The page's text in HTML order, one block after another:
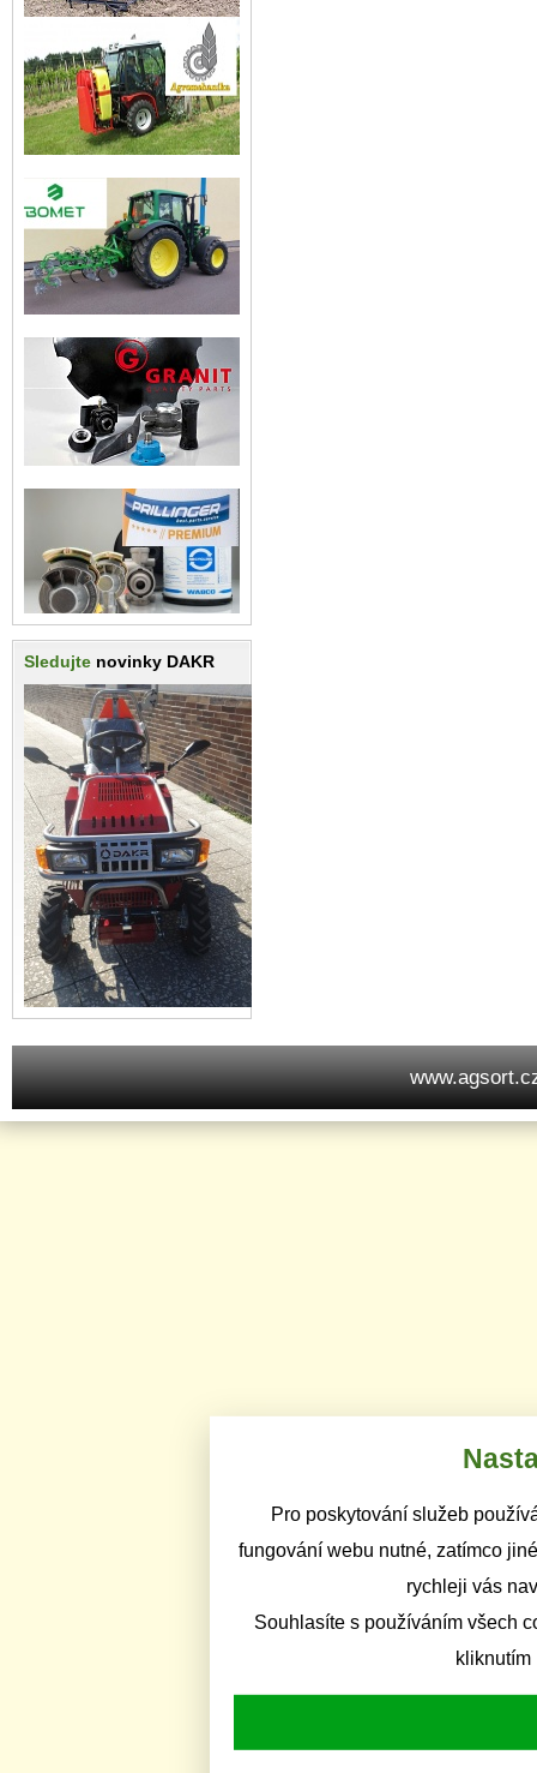
Pro poskytování služeb
fungování webu nutné, zatímco
rychleji vás
Souhlasíte s používáním všech
kliknutím
Sledujte novinky DAKR